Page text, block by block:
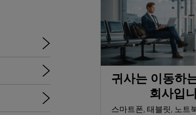
귀사는 이동하
회사입
스마트폰, 태블릿, 노트